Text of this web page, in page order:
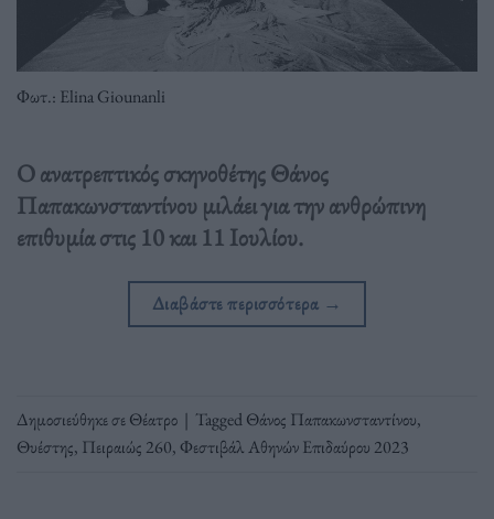
Φωτ.: Elina Giounanli
Ο ανατρεπτικός σκηνοθέτης Θάνος
Παπακωνσταντίνου μιλάει για την ανθρώπινη
επιθυμία στις 10 και 11 Ιουλίου.
Διαβάστε περισσότερα →
Δημοσιεύθηκε σεΘέατρο | TaggedΘάνος Παπακωνσταντίνου,
Θυέστης, Πειραιώς 260, Φεστιβάλ Αθηνών Επιδαύρου 2023